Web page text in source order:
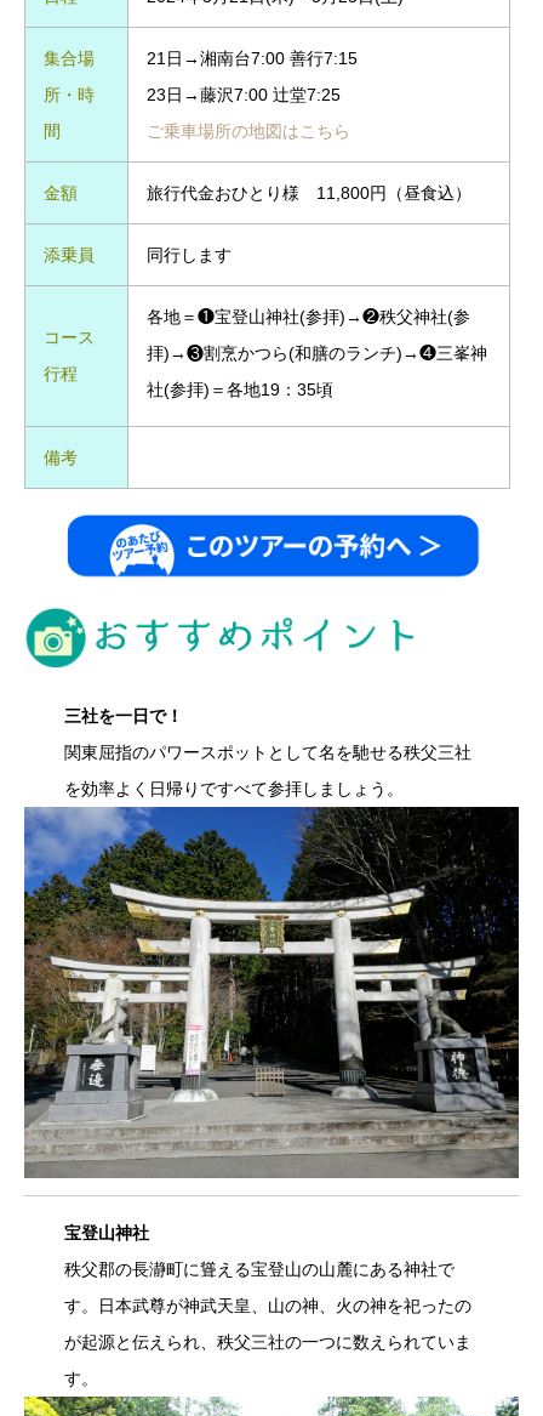
集合場
所・時
間
21日→湘南台7:00 善行7:15
23日→藤沢7:00 辻堂7:25
ご乗車場所の地図はこちら
金額 旅行代金おひとり様 11,800円（昼食込）
添乗員 同行します
コース
行程
各地＝❶宝登山神社(参拝)→❷秩父神社(参
拝)→❸割烹かつら(和膳のランチ)→❹三峯神
社(参拝)＝各地19：35頃
備考
三社を一日で！
関東屈指のパワースポットとして名を馳せる秩父三社
を効率よく日帰りですべて参拝しましょう。
宝登山神社
秩父郡の長瀞町に聳える宝登山の山麓にある神社で
す。日本武尊が神武天皇、山の神、火の神を祀ったの
が起源と伝えられ、秩父三社の一つに数えられていま
す。